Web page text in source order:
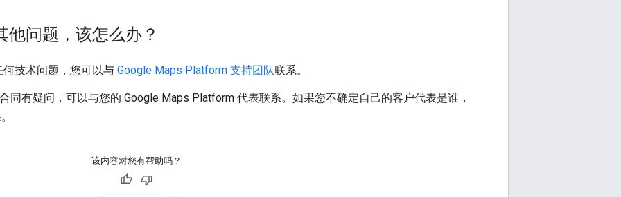
问题，该怎么办？
技术问题，您可以与 Google Maps Platform 支持团队联系。
同有疑问，可以与您的 Google Maps Platform 代表联系。如果您不确定自己的客户代表是谁，
该内容对您有帮助吗？